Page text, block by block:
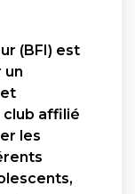
(BFI) est
un
club affilié
les